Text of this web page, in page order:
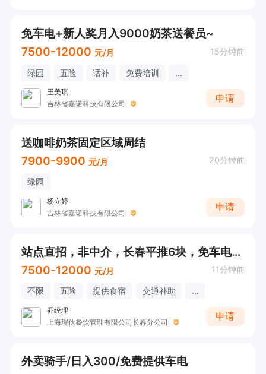
免车电+新人奖月入9000奶茶送餐员~
7500-12000 元/月 15分钟前
绿园 五险 话补 免费培训 ...
王美琪
吉林省嘉诺科技有限公司
申请
送咖啡奶茶固定区域周结
7900-9900 元/月 20分钟前
绿园
杨立婷
吉林省嘉诺科技有限公司
申请
站点直招，非中介，长春平推6块，免车电，新人奖2000
7500-12000 元/月 11分钟前
不限 五险 提供食宿 交通补助 ...
乔经理
上海瑆伙餐饮管理有限公司长春分公司
申请
外卖骑手/日入300/免费提供车电